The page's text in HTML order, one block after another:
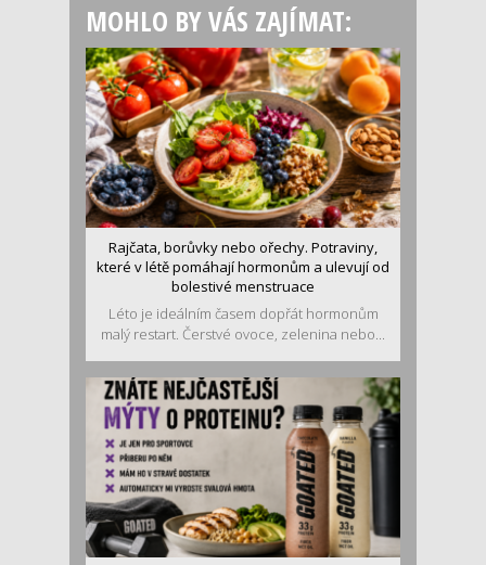
MOHLO BY VÁS ZAJÍMAT:
Rajčata, borůvky nebo ořechy. Potraviny,
které v létě pomáhají hormonům a ulevují od
bolestivé menstruace
Léto je ideálním časem dopřát hormonům
malý restart. Čerstvé ovoce, zelenina nebo...